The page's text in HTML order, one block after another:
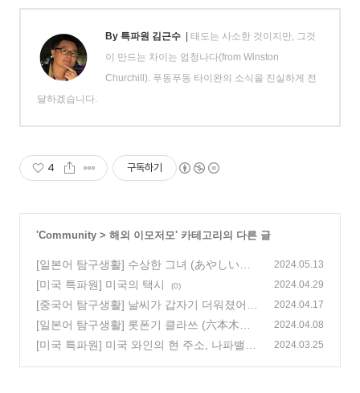
By 특파원 김근수 | 태도는 사소한 것이지만, 그것
이 만드는 차이는 엄청나다(from Winston
Churchill). 푸동푸동 타이완의 소식을 진실하게 전
달하겠습니다.
4 구독하기
'Community > 해외 이모저모' 카테고리의 다른 글
[일본어 탐구생활] 수상한 그녀 (あやしい彼
女)
(0)
2024.05.13
[미국 특파원] 미국의 택시 (0) 2024.04.29
[중국어 탐구생활] 날씨가 갑자기 더워졌어
天气突然变热了
(0)
2024.04.17
[일본어 탐구생활] 롯폰기 클라쓰 (六本木ク
ラス)
(0)
2024.04.08
[미국 특파원] 미국 와인의 현 주소, 나파밸리 2024.03.25